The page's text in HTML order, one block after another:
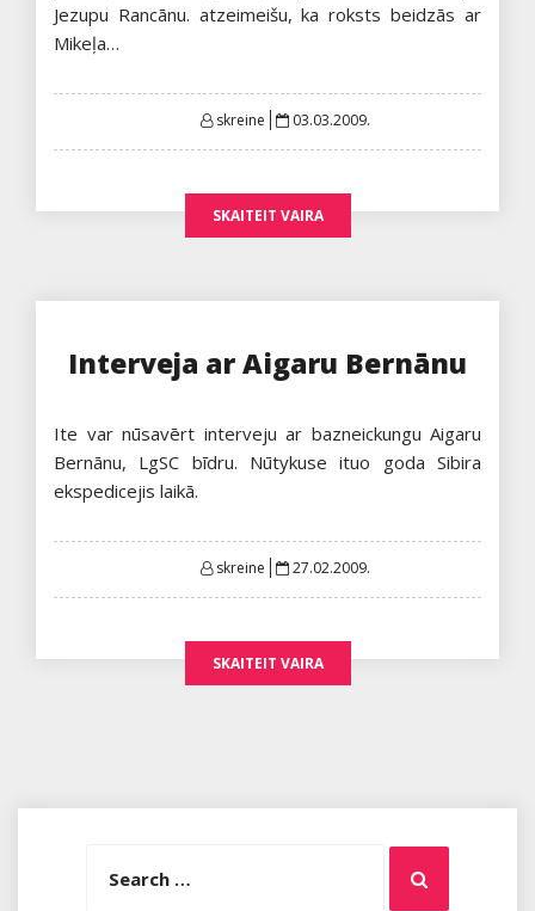
Jezupu Rancānu. atzeimeišu, ka roksts beidzās ar
Mikeļa…
skreine
Posted
03.03.2009.
SKAITEIT VAIRA
Interveja ar Aigaru Bernānu
Ite var nūsavērt interveju ar bazneickungu Aigaru
Bernānu, LgSC bīdru. Nūtykuse ituo goda Sibira
ekspedicejis laikā.
skreine
Posted
27.02.2009.
SKAITEIT VAIRA
Search